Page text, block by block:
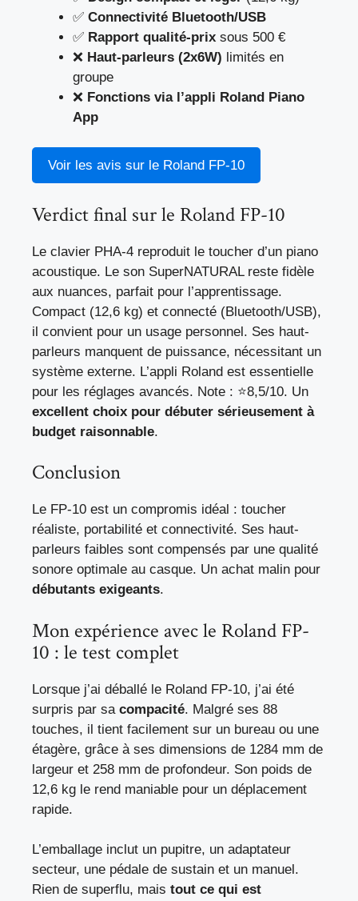
✅ Connectivité Bluetooth/USB
✅ Rapport qualité-prix sous 500 €
❌ Haut-parleurs (2x6W) limités en
groupe
❌ Fonctions via l’appli Roland Piano
App
Voir les avis sur le Roland FP-10
Verdict final sur le Roland FP-10
Le clavier PHA-4 reproduit le toucher d’un piano
acoustique. Le son SuperNATURAL reste fidèle
aux nuances, parfait pour l’apprentissage.
Compact (12,6 kg) et connecté (Bluetooth/USB),
il convient pour un usage personnel. Ses haut-
parleurs manquent de puissance, nécessitant un
système externe. L’appli Roland est essentielle
pour les réglages avancés. Note : ⭐8,5/10. Un
excellent choix pour débuter sérieusement à
budget raisonnable.
Conclusion
Le FP-10 est un compromis idéal : toucher
réaliste, portabilité et connectivité. Ses haut-
parleurs faibles sont compensés par une qualité
sonore optimale au casque. Un achat malin pour
débutants exigeants.
Mon expérience avec le Roland FP-
10 : le test complet
Lorsque j’ai déballé le Roland FP-10, j’ai été
surpris par sa compacité. Malgré ses 88
touches, il tient facilement sur un bureau ou une
étagère, grâce à ses dimensions de 1284 mm de
largeur et 258 mm de profondeur. Son poids de
12,6 kg le rend maniable pour un déplacement
rapide.
L’emballage inclut un pupitre, un adaptateur
secteur, une pédale de sustain et un manuel.
Rien de superflu, mais tout ce qui est